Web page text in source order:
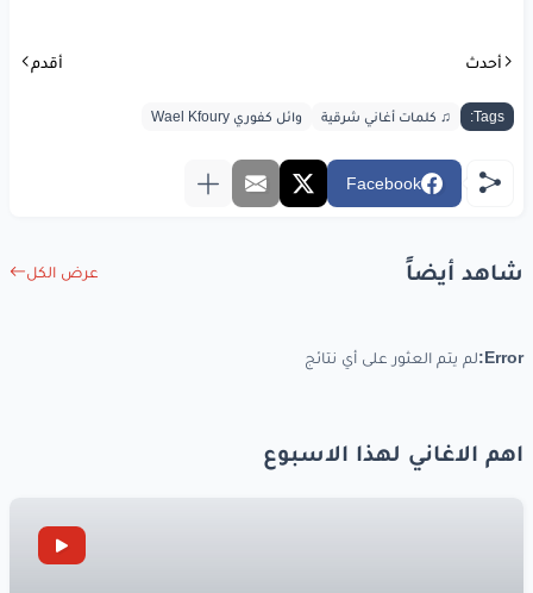
أحدث أقدم
Tags: ♫ كلمات أغاني شرقية وائل كفوري Wael Kfoury
Facebook
شاهد أيضاً عرض الكل
Error: لم يتم العثور على أي نتائج
اهم الاغاني لهذا الاسبوع